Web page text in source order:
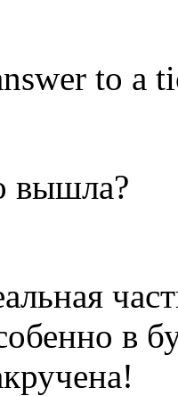
to a
вышла?
в